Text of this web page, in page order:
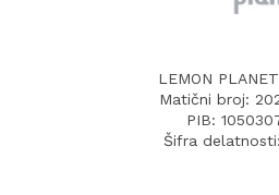
LEMON
Matični broj:
PIB:
Šifra